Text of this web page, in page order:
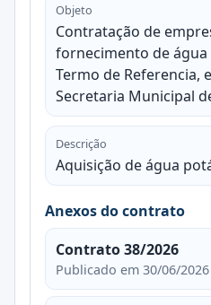
Objeto
Contratação de
fornecimento de
Termo de Referencia,
Secretaria Municipal
Descrição
Aquisição de água
Anexos do contrato
Contrato 38/2026
Publicado em 30/06/2026